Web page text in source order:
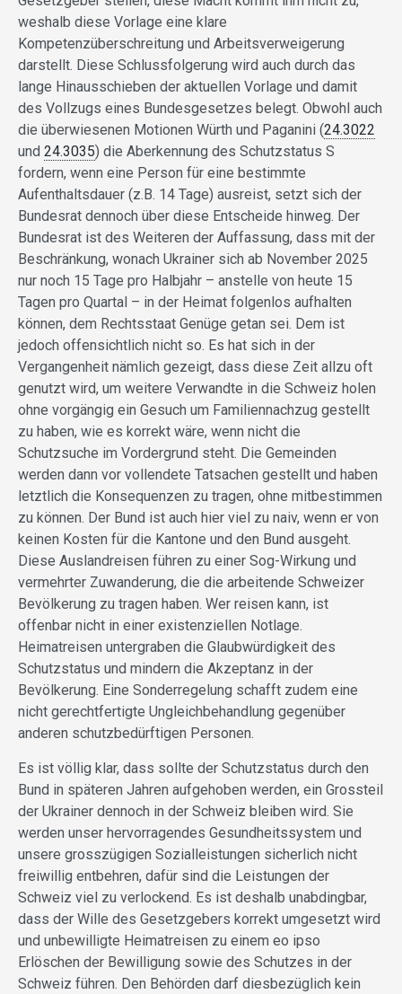
weshalb diese Vorlage eine klare
Kompetenzüberschreitung und Arbeitsverweigerung
darstellt. Diese Schlussfolgerung wird auch durch das
lange Hinausschieben der aktuellen Vorlage und damit
des Vollzugs eines Bundesgesetzes belegt. Obwohl auch
die überwiesenen Motionen Würth und Paganini (24.3022
und 24.3035) die Aberkennung des Schutzstatus S
fordern, wenn eine Person für eine bestimmte
Aufenthaltsdauer (z.B. 14 Tage) ausreist, setzt sich der
Bundesrat dennoch über diese Entscheide hinweg. Der
Bundesrat ist des Weiteren der Auffassung, dass mit der
Beschränkung, wonach Ukrainer sich ab November 2025
nur noch 15 Tage pro Halbjahr – anstelle von heute 15
Tagen pro Quartal – in der Heimat folgenlos aufhalten
können, dem Rechtsstaat Genüge getan sei. Dem ist
jedoch offensichtlich nicht so. Es hat sich in der
Vergangenheit nämlich gezeigt, dass diese Zeit allzu oft
genutzt wird, um weitere Verwandte in die Schweiz holen
ohne vorgängig ein Gesuch um Familiennachzug gestellt
zu haben, wie es korrekt wäre, wenn nicht die
Schutzsuche im Vordergrund steht. Die Gemeinden
werden dann vor vollendete Tatsachen gestellt und haben
letztlich die Konsequenzen zu tragen, ohne mitbestimmen
zu können. Der Bund ist auch hier viel zu naiv, wenn er von
keinen Kosten für die Kantone und den Bund ausgeht.
Diese Auslandreisen führen zu einer Sog-Wirkung und
vermehrter Zuwanderung, die die arbeitende Schweizer
Bevölkerung zu tragen haben. Wer reisen kann, ist
offenbar nicht in einer existenziellen Notlage.
Heimatreisen untergraben die Glaubwürdigkeit des
Schutzstatus und mindern die Akzeptanz in der
Bevölkerung. Eine Sonderregelung schafft zudem eine
nicht gerechtfertigte Ungleichbehandlung gegenüber
anderen schutzbedürftigen Personen.
Es ist völlig klar, dass sollte der Schutzstatus durch den
Bund in späteren Jahren aufgehoben werden, ein Grossteil
der Ukrainer dennoch in der Schweiz bleiben wird. Sie
werden unser hervorragendes Gesundheitssystem und
unsere grosszügigen Sozialleistungen sicherlich nicht
freiwillig entbehren, dafür sind die Leistungen der
Schweiz viel zu verlockend. Es ist deshalb unabdingbar,
dass der Wille des Gesetzgebers korrekt umgesetzt wird
und unbewilligte Heimatreisen zu einem eo ipso
Erlöschen der Bewilligung sowie des Schutzes in der
Schweiz führen. Den Behörden darf diesbezüglich kein